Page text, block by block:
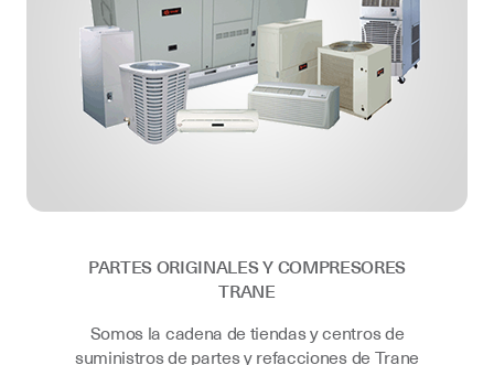
PARTES ORIGINALES Y COMPRESORES
TRANE
Somos la cadena de tiendas y centros de
suministros de partes y refacciones de Trane